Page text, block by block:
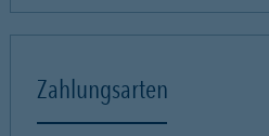
Zahlungsarten